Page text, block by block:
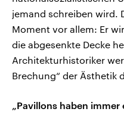
jemand schreiben wird.
Moment vor allem: Er
die abgesenkte Decke
Architekturhistoriker
Brechung“ der Ästhetik
„Pavillons haben